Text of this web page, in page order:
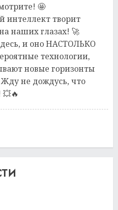
🤩
интеллект творит
наших глазах! 🚀
и оно НАСТОЛЬКО
технологии,
новые горизонты
не дождусь, что